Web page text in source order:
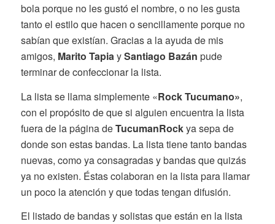
bola porque no les gustó el nombre, o no les gusta
tanto el estilo que hacen o sencillamente porque no
sabían que existían. Gracias a la ayuda de mis
amigos, Marito TapiaySantiago Bazán pude
terminar de confeccionar la lista.
La lista se llama simplemente «Rock Tucumano»,
con el propósito de que si alguien encuentra la lista
fuera de la página deTucumanRockya sepa de
donde son estas bandas. La lista tiene tanto bandas
nuevas, como ya consagradas y bandas que quizás
ya no existen. Éstas colaboran en la lista para llamar
un poco la atención y que todas tengan difusión.
El listado de bandas y solistas que están en la lista